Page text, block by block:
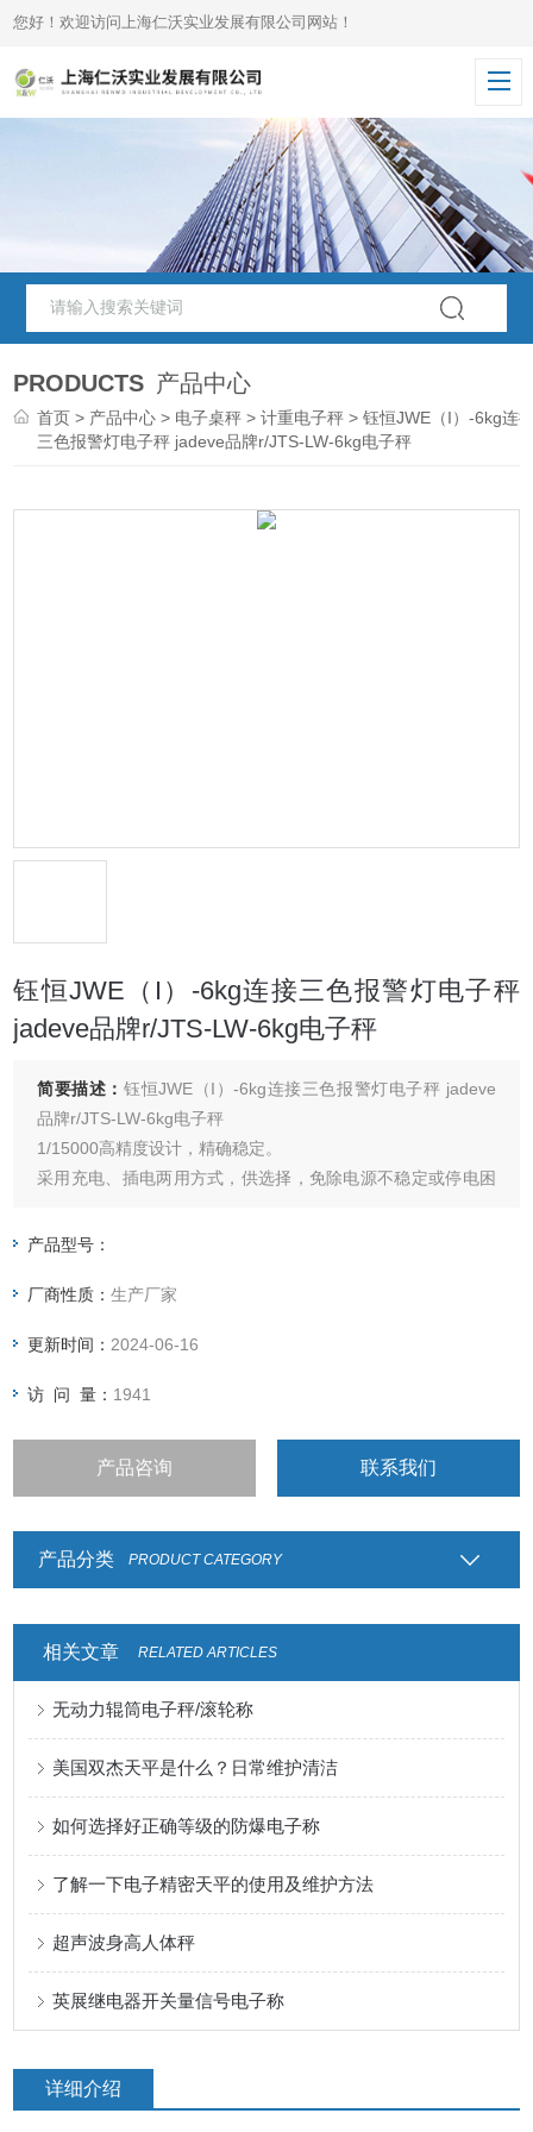
您好！欢迎访问上海仁沃实业发展有限公司网站！
PRODUCTS 产品中心
首页 > 产品中心 > 电子桌秤 >计重电子秤 > 钰恒JWE（I）-6kg连
三色报警灯电子秤 jadeve品牌r/JTS-LW-6kg电子秤
钰恒JWE（I）-6kg连接三色报警灯电子秤
jadeve品牌r/JTS-LW-6kg电子秤
简要描述： 钰恒JWE（I）-6kg连接三色报警灯电子秤 jadeve
品牌r/JTS-LW-6kg电子秤
1/15000高精度设计，精确稳定。
采用充电、插电两用方式，供选择，免除电源不稳定或停电困
具有单点校正及三点校正功能，确保精准度。
境不同作调整。
产品型号：
厂商性质：生产厂家
更新时间： 2024-06-16
访 问 量： 1941
产品咨询 联系我们
产品分类 PRODUCT CATEGORY
相关文章 RELATED ARTICLES
无动力辊筒电子秤/滚轮称
美国双杰天平是什么？日常维护清洁
如何选择好正确等级的防爆电子称
了解一下电子精密天平的使用及维护方法
超声波身高人体秤
英展继电器开关量信号电子称
详细介绍